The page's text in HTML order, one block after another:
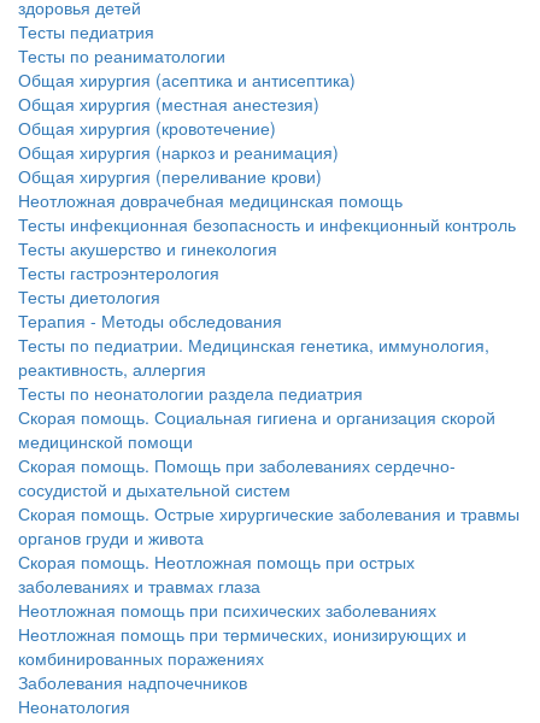
заключается в
нахождении одного из
больничной палате
бесплатно, в течении всего срока лечения...
здоровья детей
Тесты педиатрия
Тесты по реаниматологии
Общая хирургия (асептика и антисептика)
Общая хирургия (местная анестезия)
Общая хирургия (кровотечение)
Общая хирургия (наркоз и реанимация)
Общая хирургия (переливание крови)
Неотложная доврачебная медицинская помощь
Тесты инфекционная безопасность и инфекционный контроль
Тесты акушерство и гинекология
Тесты гастроэнтерология
Тесты диетология
Терапия - Методы обследования
Тесты по педиатрии. Медицинская генетика, иммунология,
реактивность, аллергия
Тесты по неонатологии раздела педиатрия
Скорая помощь. Социальная гигиена и организация скорой
медицинской помощи
Скорая помощь. Помощь при заболеваниях сердечно-
сосудистой и дыхательной систем
Скорая помощь. Острые хирургические заболевания и травмы
органов груди и живота
Скорая помощь. Неотложная помощь при острых
заболеваниях и травмах глаза
Неотложная помощь при психических заболеваниях
Неотложная помощь при термических, ионизирующих и
комбинированных поражениях
Заболевания надпочечников
Неонатология